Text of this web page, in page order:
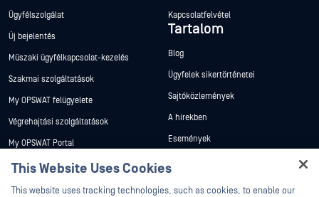
Ügyfélszolgálat
Új bejelentés
Műszaki ügyfélkapcsolat-kezelés
Szakmai szolgáltatások
My OPSWAT felügyelete
Végrehajtási szolgáltatások
My OPSWAT Portal
Műszaki dokumentáció
Képzések
Kapcsolatfelvétel
Tartalom
Blog
Ügyfelek sikertörténetei
Sajtóközlemények
A hírekben
Események
This Website Uses Cookies
This website uses tracking technologies, such as cookies, to enable our
Hey there!